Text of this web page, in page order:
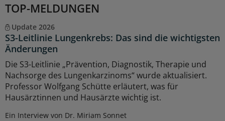
TOP-MELDUNGEN
Update 2026
S3-Leitlinie Lungenkrebs: Das sind die wichtigsten
Änderungen
Die S3-Leitlinie „Prävention, Diagnostik, Therapie und
Nachsorge des Lungenkarzinoms“ wurde aktualisiert.
Professor Wolfgang Schütte erläutert, was für
Hausärztinnen und Hausärzte wichtig ist.
Ein Interview von Dr. Miriam Sonnet